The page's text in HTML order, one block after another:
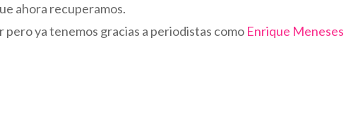
ahora recuperamos.
pero ya tenemos gracias a periodistas como Enrique Meneses